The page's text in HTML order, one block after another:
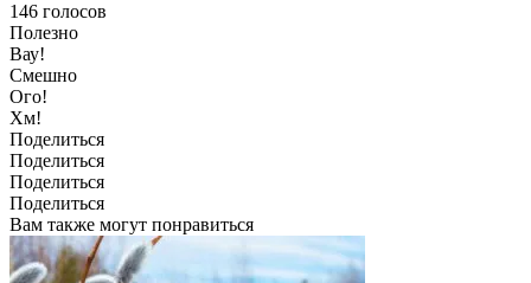
146 голосов
Полезно
Вау!
Смешно
Ого!
Хм!
Поделиться
Поделиться
Поделиться
Поделиться
Вам также могут понравиться